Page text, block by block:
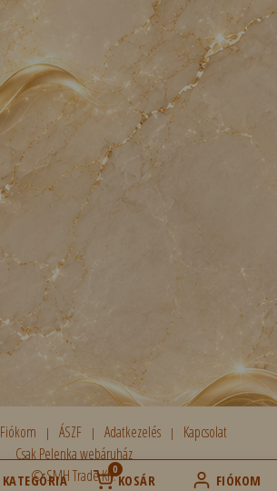
Fiókom ÁSZF Adatkezelés
Kapcsolat
Csak Pelenka webáruház
© SMH Trade Kft.
KATEGÓRIA
0
KOSÁR FIÓKOM